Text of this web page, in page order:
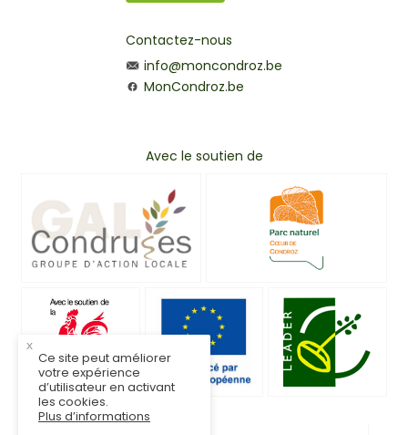
Contactez-nous
info@moncondroz.be
MonCondroz.be
Avec le soutien de
x
Ce site peut améliorer
votre expérience
d’utilisateur en activant
les cookies.
Plus d’informations